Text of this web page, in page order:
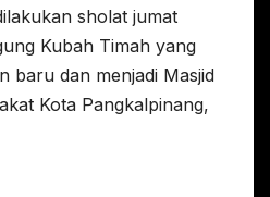
sholat jumat
Kubah Timah yang
baru dan menjadi Masjid
Kota Pangkalpinang,